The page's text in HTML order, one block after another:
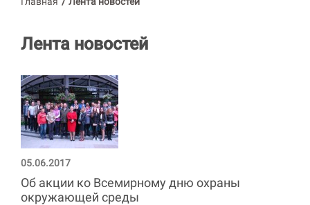
Лента новостей
05.06.2017
Об акции ко Всемирному дню охраны
окружающей среды